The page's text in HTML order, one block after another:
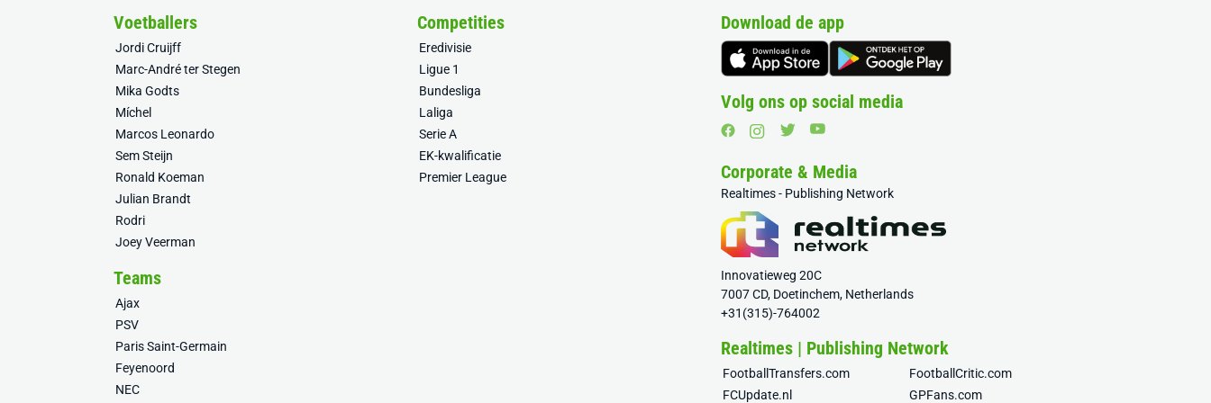
Voetballers
Jordi Cruijff
Marc-André ter Stegen
Mika Godts
Míchel
Marcos Leonardo
Sem Steijn
Ronald Koeman
Julian Brandt
Rodri
Joey Veerman
Competities
Eredivisie
Ligue 1
Bundesliga
Laliga
Serie A
EK-kwalificatie
Premier League
Teams
Ajax
PSV
Paris Saint-Germain
Feyenoord
NEC
Download de app
Volg ons op social media
Corporate & Media
Realtimes - Publishing Network
Innovatieweg 20C
7007 CD, Doetinchem, Netherlands
+31(315)-764002
Realtimes | Publishing Network
FootballTransfers.com
FootballCritic.com
FCUpdate.nl
GPFans.com